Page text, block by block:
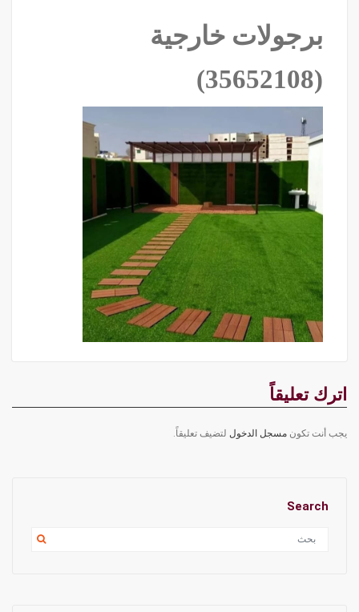
برجولات خارجية
‫(35652108)‬ ‫‬
اترك تعليقاً
يجب أنت تكون مسجل الدخول لتضيف تعليقاً.
Search